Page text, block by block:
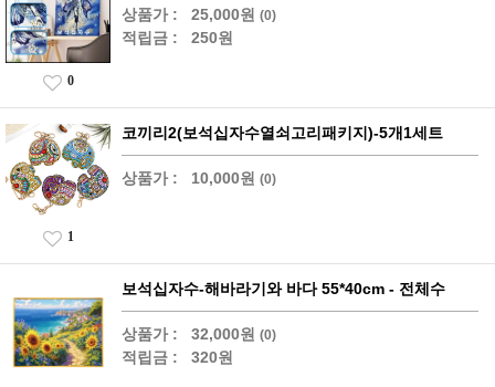
상품가 : 25,000원 (0)
적립금 : 250원
0
코끼리2(보석십자수열쇠고리패키지)-5개1세트
상품가 : 10,000원 (0)
1
보석십자수-해바라기와 바다 55*40cm - 전체수
상품가 : 32,000원 (0)
적립금 : 320원